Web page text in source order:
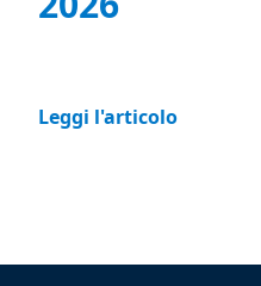
Leggi l'articolo